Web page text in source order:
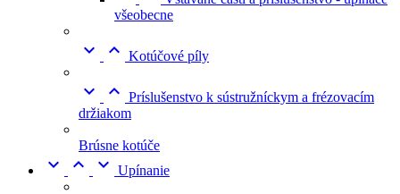
všeobecne
  Kotúčové píly
  Príslušenstvo k sústružníckym a frézovacím
držiakom
Brúsne kotúče
   Upínanie